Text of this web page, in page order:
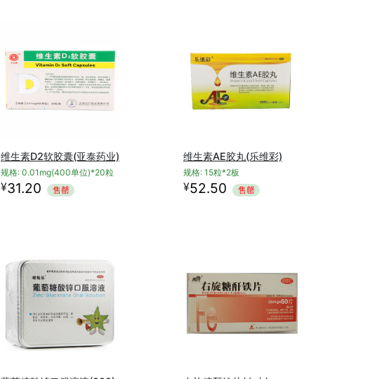
维生素D2软胶囊(亚泰药业)
规格: 0.01mg(400单位)*20粒
¥31.20 售罄
维生素AE胶丸(乐维彩)
规格: 15粒*2板
¥52.50 售罄